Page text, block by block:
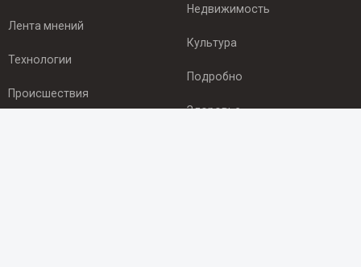
Лента мнений
Технологии
Происшествия
Недвижимость
Культура
Подробно
Здоровье